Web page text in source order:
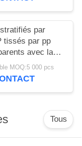
par
tissés par pp
avec la
pour le riz
MOQ:5 000 pcs
Tous